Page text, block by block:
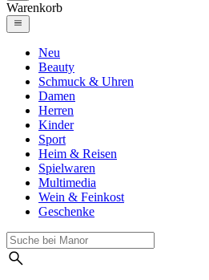
Warenkorb
Neu
Beauty
Schmuck & Uhren
Damen
Herren
Kinder
Sport
Heim & Reisen
Spielwaren
Multimedia
Wein & Feinkost
Geschenke